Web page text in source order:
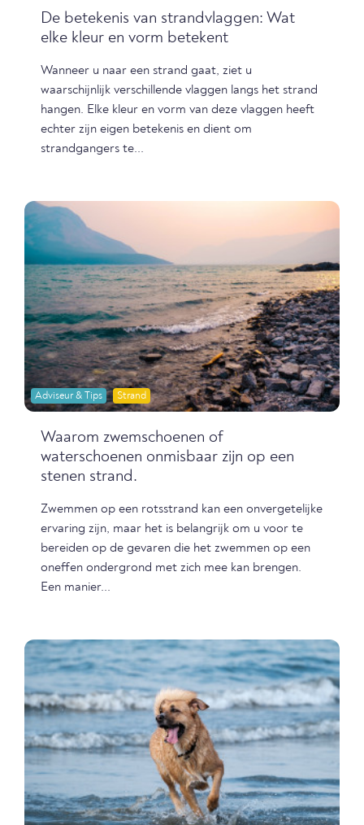
De betekenis van strandvlaggen: Wat
elke kleur en vorm betekent
Wanneer u naar een strand gaat, ziet u
waarschijnlijk verschillende vlaggen langs het strand
hangen. Elke kleur en vorm van deze vlaggen heeft
echter zijn eigen betekenis en dient om
strandgangers te...
Adviseur & Tips Strand
Waarom zwemschoenen of
waterschoenen onmisbaar zijn op een
stenen strand.
Zwemmen op een rotsstrand kan een onvergetelijke
ervaring zijn, maar het is belangrijk om u voor te
bereiden op de gevaren die het zwemmen op een
oneffen ondergrond met zich mee kan brengen.
Een manier...